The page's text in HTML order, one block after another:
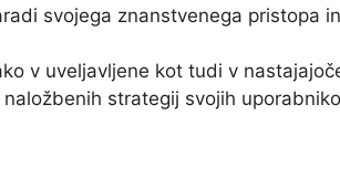
svojega znanstvenega pristopa
v uveljavljene kot tudi v
strategij svojih